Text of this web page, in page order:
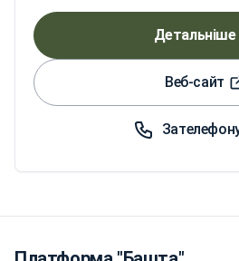
Детальніше
Веб-сайт